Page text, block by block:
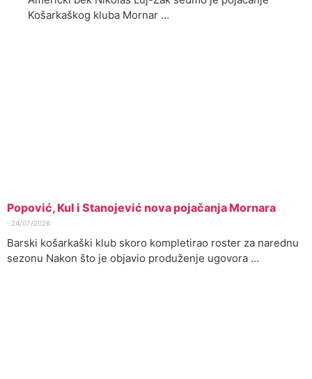
Košarkaškog kluba Mornar …
Popović, Kul i Stanojević nova pojačanja Mornara
⋅ 24/07/2026
Barski košarkaški klub skoro kompletirao roster za narednu
sezonu Nakon što je objavio produženje ugovora …